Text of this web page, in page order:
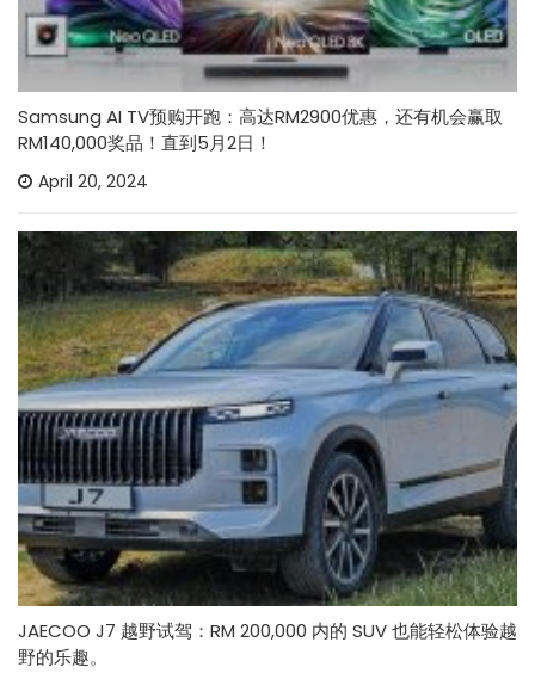
Samsung AI TV预购开跑：高达RM2900优惠，还有机会赢取
RM140,000奖品！直到5月2日！
April 20, 2024
JAECOO J7 越野试驾：RM 200,000 内的 SUV 也能轻松体验越
野的乐趣。